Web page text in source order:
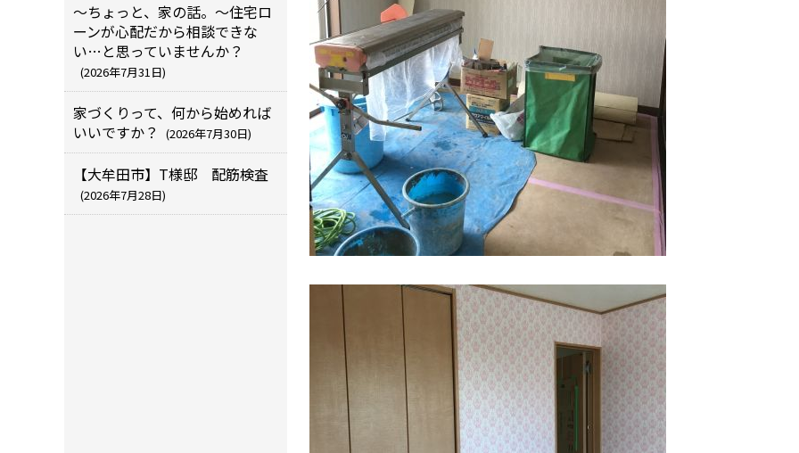
～ちょっと、家の話。～住宅ロ
ーンが心配だから相談できな
い…と思っていませんか？
(2026年7月31日)
家づくりって、何から始めれば
いいですか？
(2026年7月30日)
【大牟田市】T様邸 配筋検査
(2026年7月28日)